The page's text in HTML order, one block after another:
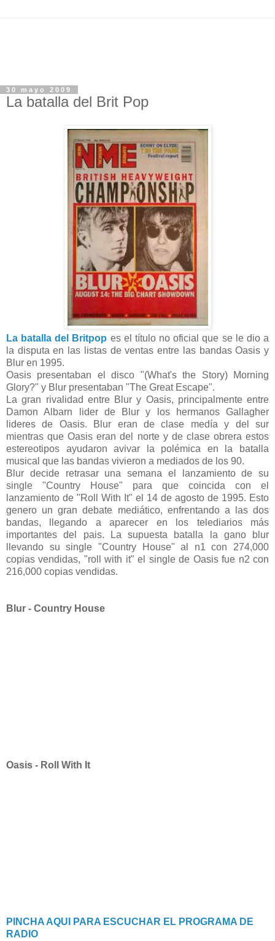
30 mayo 2009
La batalla del Brit Pop
La batalla del Britpop es el título no oficial que se le dio a
la disputa en las listas de ventas entre las bandas Oasis y
Blur en 1995.
Oasis presentaban el disco "(What's the Story) Morning
Glory?" y Blur presentaban "The Great Escape".
La gran rivalidad entre Blur y Oasis, principalmente entre
Damon Albarn lider de Blur y los hermanos Gallagher
lideres de Oasis. Blur eran de clase medía y del sur
mientras que Oasis eran del norte y de clase obrera estos
estereotipos ayudaron avivar la polémica en la batalla
musical que las bandas vivieron a mediados de los 90.
Blur decide retrasar una semana el lanzamiento de su
single "Country House" para que coincida con el
lanzamiento de "Roll With It" el 14 de agosto de 1995. Esto
genero un gran debate mediático, enfrentando a las dos
bandas, llegando a aparecer en los telediarios más
importantes del pais. La supuesta batalla la gano blur
llevando su single "Country House" al n1 con 274,000
copias vendidas, "roll with it" el single de Oasis fue n2 con
216,000 copias vendidas.
Blur - Country House
Oasis - Roll With It
PINCHA AQUI PARA ESCUCHAR EL PROGRAMA DE
RADIO